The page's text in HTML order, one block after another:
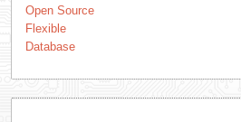
Open Source
Flexible
Database